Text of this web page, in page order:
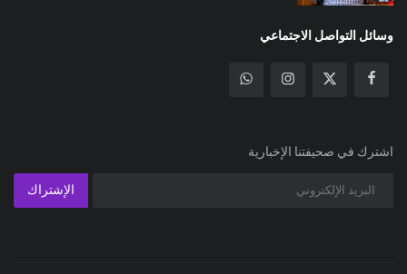
وسائل التواصل الاجتماعي
اشترك في صحيفتنا الإخبارية
الإشتراك